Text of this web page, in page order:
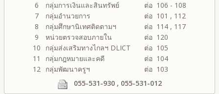
6
กลุ่มการเงินและสินทรัพย์
ต่อ 106 - 108
7
กลุ่มอำนวยการ
ต่อ 101 , 112
8
กลุ่มศึกษานิเทศติดตามฯ
ต่อ 114 , 117
9
หน่วยตรวจสอบภายใน
ต่อ 120
10
กลุ่มส่งเสริมทางไกลฯ DLICT
ต่อ 105
11
กลุ่มกฎหมายและคดี
ต่อ 104
12 กลุ่มพัฒนาครูฯ
ต่อ 103
055-531-930 , 055-531-012